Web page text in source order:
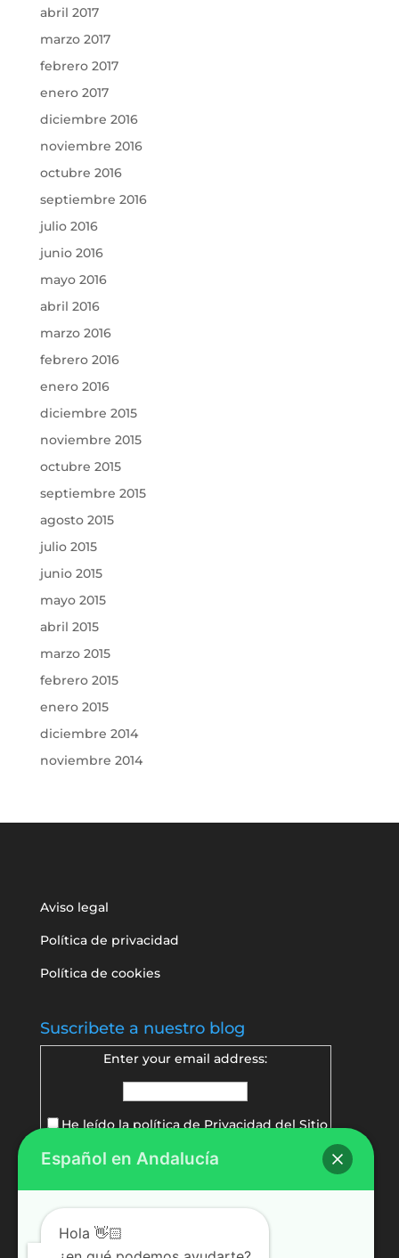
abril 2017
marzo 2017
febrero 2017
enero 2017
diciembre 2016
noviembre 2016
octubre 2016
septiembre 2016
julio 2016
junio 2016
mayo 2016
abril 2016
marzo 2016
febrero 2016
enero 2016
diciembre 2015
noviembre 2015
octubre 2015
septiembre 2015
agosto 2015
julio 2015
junio 2015
mayo 2015
abril 2015
marzo 2015
febrero 2015
enero 2015
diciembre 2014
noviembre 2014
Aviso legal
Política de privacidad
Política de cookies
Suscribete a nuestro blog
Enter your email address:
He leído la política dePrivacidad del Sitio
Español en Andalucía
Hola 👋🏻